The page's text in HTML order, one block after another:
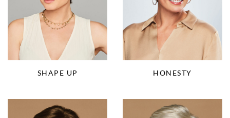
SHAPE UP HONESTY